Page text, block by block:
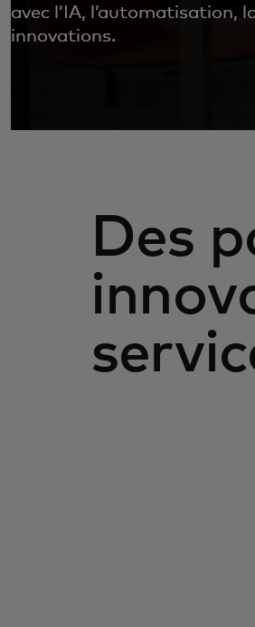
avec l’IA, l’automatisation,
innovations.
Des